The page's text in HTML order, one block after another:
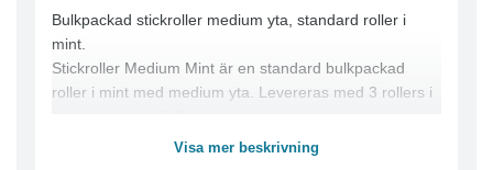
Bulkpackad stickroller medium yta, standard roller i
mint.
Stickroller Medium Mint är en standard bulkpackad
roller i mint med medium yta. Levereras med 3 rollers i
Visa mer beskrivning